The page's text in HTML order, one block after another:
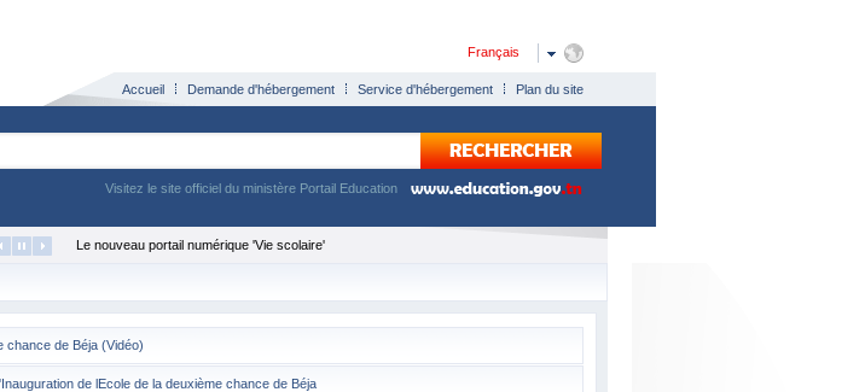
Français
Accueil Demande d'hébergement Service d'hébergement Plan du site
Visitez le site officiel du ministère Portail Education
Le nouveau portail numérique 'Vie scolaire'
chance de Béja (Vidéo)
de lEcole de la deuxième chance de Béja